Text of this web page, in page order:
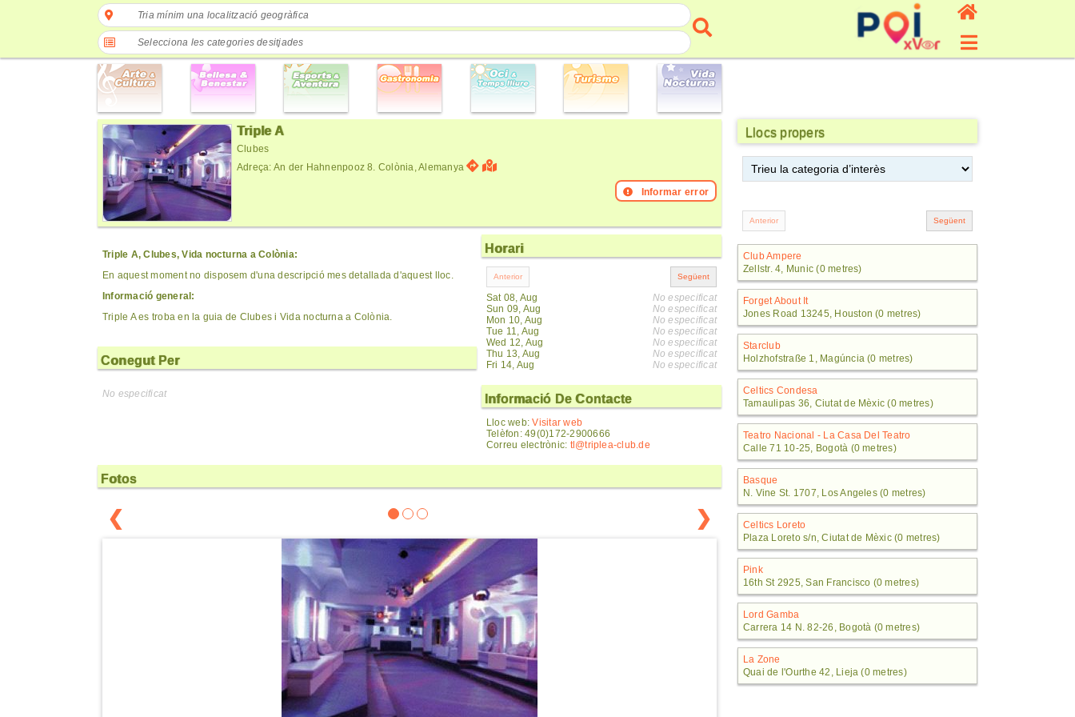
Tria mínim una localització geogràfica
Selecciona les categories desitjades
Triple A
Clubes
Adreça: An der Hahnenpooz 8. Colònia, Alemanya
Informar error
Triple A, Clubes, Vida nocturna a Colònia:
En aquest moment no disposem d'una descripció mes detallada d'aquest lloc.
Informació general:
Triple A es troba en la guia de Clubes i Vida nocturna a Colònia.
Conegut Per
No especificat
Horari
Sat 08, Aug
Sun 09, Aug
Mon 10, Aug
Tue 11, Aug
Wed 12, Aug
Thu 13, Aug
Fri 14, Aug
No especificat
No especificat
No especificat
No especificat
No especificat
No especificat
No especificat
Informació De Contacte
Lloc web:Visitar web
Telèfon: 49(0)172-2900666
Correu electrònic: tl@triplea-club.de
Fotos
❮ ❯
Llocs propers
Club Ampere
Zellstr. 4, Munic (0 metres)
Forget About It
Jones Road 13245, Houston (0 metres)
Starclub
Holzhofstraße 1, Magúncia (0 metres)
Celtics Condesa
Tamaulipas 36, Ciutat de Mèxic (0 metres)
Teatro Nacional - La Casa Del Teatro
Calle 71 10-25, Bogotà (0 metres)
Basque
N. Vine St. 1707, Los Angeles (0 metres)
Celtics Loreto
Plaza Loreto s/n, Ciutat de Mèxic (0 metres)
Pink
16th St 2925, San Francisco (0 metres)
Lord Gamba
Carrera 14 N. 82-26, Bogotà (0 metres)
La Zone
Quai de l'Ourthe 42, Lieja (0 metres)